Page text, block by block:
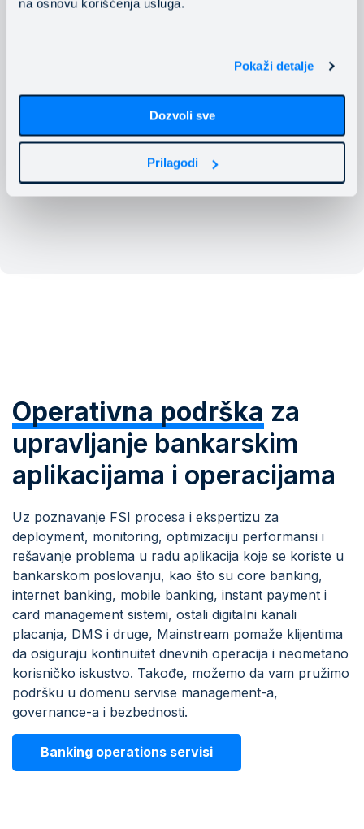
na osnovu korišćenja usluga.
Pokaži detalje
Dozvoli sve
Prilagodi
Želite da ubrzate transformaciju svoje
banke u pouzdanom cloud okruženju?
Kontaktirajte eksperta
Operativna podrška za
upravljanje bankarskim
aplikacijama i operacijama
Uz poznavanje FSI procesa i ekspertizu za
deployment, monitoring, optimizaciju performansi i
rešavanje problema u radu aplikacija koje se koriste u
bankarskom poslovanju, kao što su core banking,
internet banking, mobile banking, instant payment i
card management sistemi, ostali digitalni kanali
placanja, DMS i druge, Mainstream pomaže klijentima
da osiguraju kontinuitet dnevnih operacija i neometano
korisničko iskustvo. Takođe, možemo da vam pružimo
podršku u domenu servise management-a,
governance-a i bezbednosti.
Banking operations servisi